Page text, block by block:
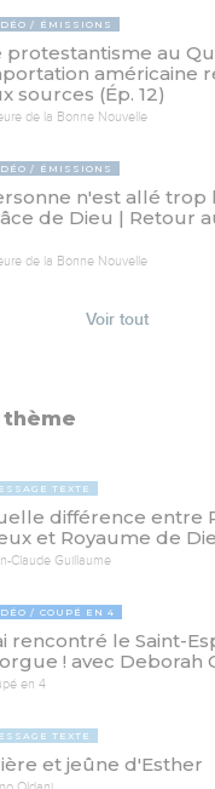
ÉMISSIONS
protestantisme au
américaine
sources (Ép. 12)
de la Bonne Nouvelle
ÉMISSIONS
n'est allé trop
de Dieu | Retour
de la Bonne Nouvelle
Voir tout
thème
TEXTE
différence entre
et Royaume de
Claude Guillaume
COUPÉ EN 4
rencontré le Saint-
! avec Deborah
en 4
TEXTE
et jeûne d'Esther